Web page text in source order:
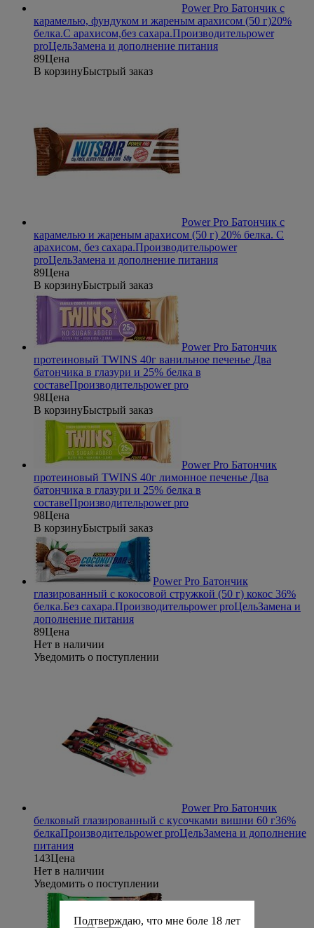
Power Pro Батончик с
карамелью, фундуком и жареным арахисом (50 г)20%
белка.С арахисом,без сахара.Производительpower
proЦельЗамена и дополнение питания
89Цена
В корзинуБыстрый заказ
Power Pro Батончик с
карамелью и жареным арахисом (50 г) 20% белка. С
арахисом, без сахара.Производительpower
proЦельЗамена и дополнение питания
89Цена
В корзинуБыстрый заказ
Power Pro Батончик
протеиновый TWINS 40г ванильное печенье Два
батончика в глазури и 25% белка в
составеПроизводительpower pro
98Цена
В корзинуБыстрый заказ
Power Pro Батончик
протеиновый TWINS 40г лимонное печенье Два
батончика в глазури и 25% белка в
составеПроизводительpower pro
98Цена
В корзинуБыстрый заказ
Power Pro Батончик
глазированный с кокосовой стружкой (50 г) кокос 36%
белка.Без сахара.Производительpower proЦельЗамена и
дополнение питания
89Цена
Нет в наличии
Уведомить о поступлении
Power Pro Батончик
белковый глазированный с кусочками вишни 60 г36%
белкаПроизводительpower proЦельЗамена и дополнение
питания
143Цена
Нет в наличии
Уведомить о поступлении
Подтверждаю, что мне боле 18 лет